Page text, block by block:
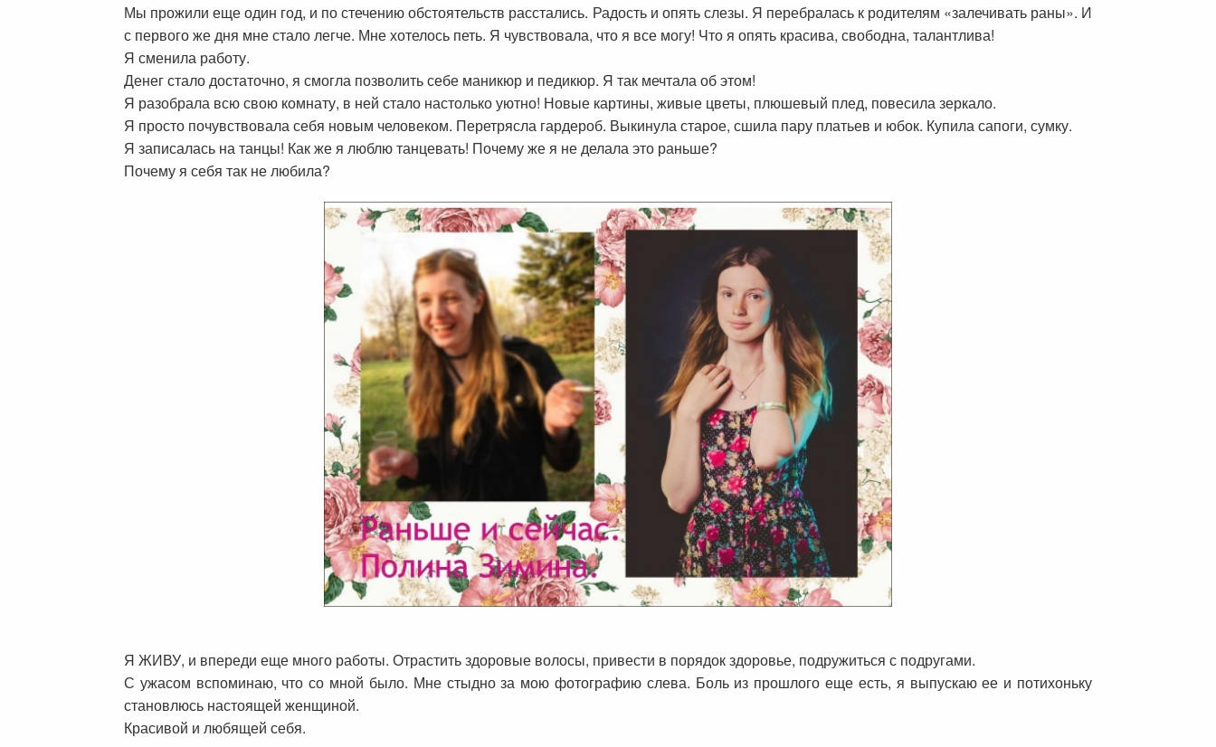
Мы прожили еще один год, и по стечению обстоятельств расстались. Радость и опять слезы. Я перебралась к родителям «залечивать раны». И
с первого же дня мне стало легче. Мне хотелось петь. Я чувствовала, что я все могу! Что я опять красива, свободна, талантлива!
Я сменила работу.
Денег стало достаточно, я смогла позволить себе маникюр и педикюр. Я так мечтала об этом!
Я разобрала всю свою комнату, в ней стало настолько уютно! Новые картины, живые цветы, плюшевый плед, повесила зеркало.
Я просто почувствовала себя новым человеком. Перетрясла гардероб. Выкинула старое, сшила пару платьев и юбок. Купила сапоги, сумку.
Я записалась на танцы! Как же я люблю танцевать! Почему же я не делала это раньше?
Почему я себя так не любила?
Я ЖИВУ, и впереди еще много работы. Отрастить здоровые волосы, привести в порядок здоровье, подружиться с подругами.
С ужасом вспоминаю, что со мной было. Мне стыдно за мою фотографию слева. Боль из прошлого еще есть, я выпускаю ее и потихоньку
становлюсь настоящей женщиной.
Красивой и любящей себя.